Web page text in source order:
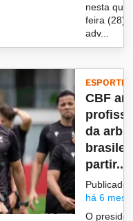
nesta
feira (28)
adv...
ESPORTES
CBF
da
partir...
Publicado
há 6
O